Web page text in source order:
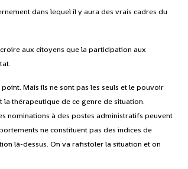
dans lequel il y aura des vrais cadres du
aux citoyens que la participation aux
Mais ils ne sont pas les seuls et le pouvoir
thérapeutique de ce genre de situation.
nominations à des postes administratifs peuvent
ne constituent pas des indices de
là-dessus. On va rafistoler la situation et on